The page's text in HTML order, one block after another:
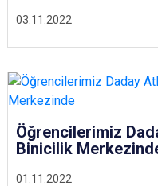
03.11.2022
01.11.2022
Öğrencilerimiz
Binicilik